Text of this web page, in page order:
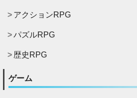
アクションRPG
パズルRPG
歴史RPG
ゲーム